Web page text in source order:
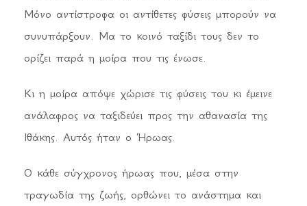
Μόνο αντίστροφα οι αντίθετες φύσεις μπορούν να
συνυπάρξουν. Μα το κοινό ταξίδι τους δεν το
ορίζει παρά η μοίρα που τις ένωσε.
Κι η μοίρα απόψε χώρισε τις φύσεις του κι έμεινε
ανάλαφρος να ταξιδεύει προς την αθανασία της
Ιθάκης. Αυτός ήταν ο Ήρωας.
Ο κάθε σύγχρονος ήρωας που, μέσα στην
τραγωδία της ζωής, ορθώνει το ανάστημα και